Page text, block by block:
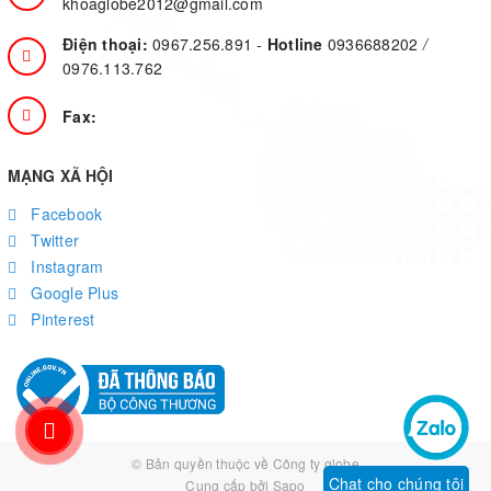
Điện thoại: 0967.256.891- Hotline 0936688202/
0976.113.762
Fax:
MẠNG XÃ HỘI
Facebook
Twitter
Instagram
Google Plus
Pinterest
© Bản quyền thuộc về Công ty globe
Cung cấp bởi Sapo Chat cho chúng tôi